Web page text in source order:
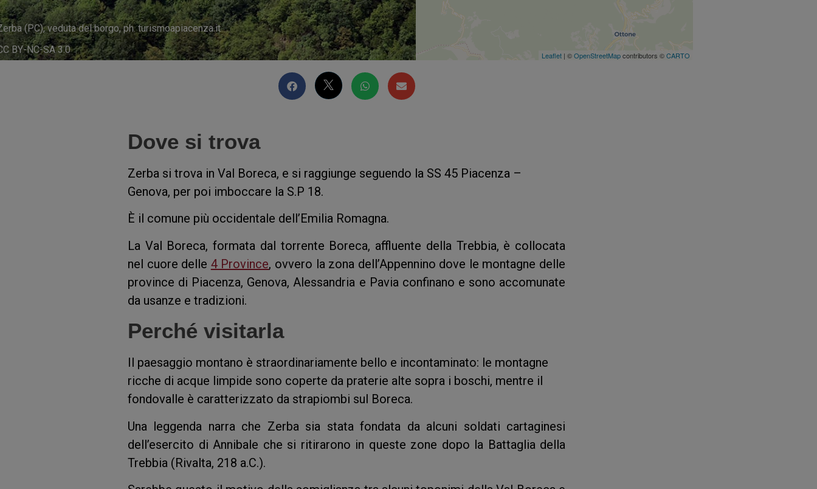
(PC), veduta del borgo, ph. turismoapiacenza.it
BY-NC-SA 3.0
Leaflet | ©OpenStreetMapcontributors ©CARTO
Dove si trova
Zerba si trova in Val Boreca, e si raggiunge seguendo la SS 45 Piacenza –
Genova, per poi imboccare la S.P 18.
È il comune più occidentale dell’Emilia Romagna.
La Val Boreca, formata dal torrente Boreca, affluente della Trebbia, è collocata
nel cuore delle 4 Province, ovvero la zona dell’Appennino dove le montagne delle
province di Piacenza, Genova, Alessandria e Pavia confinano e sono accomunate
da usanze e tradizioni.
Perché visitarla
Il paesaggio montano è straordinariamente bello e incontaminato: le montagne
ricche di acque limpide sono coperte da praterie alte sopra i boschi, mentre il
fondovalle è caratterizzato da strapiombi sul Boreca.
Una leggenda narra che Zerba sia stata fondata da alcuni soldati cartaginesi
dell’esercito di Annibale che si ritirarono in queste zone dopo la Battaglia della
Trebbia (Rivalta, 218 a.C.).